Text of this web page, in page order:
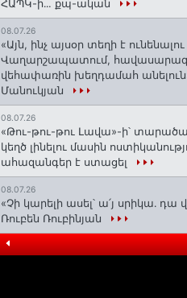
ՀԱՊԿ-ի․․. քպ-ական
08.07.26
«Այն, ինչ այսօր տեղի է ունենալու
Վաղարշապատում,
վեհափառին խեղդամահ
Մանուկյան
08.07.26
«Թու-թու-թու Լավա»-ի՝
կեղծ լինելու մասին
ահազանգեր է ստացել
08.07.26
«Չի կարելի ասել՝ ա՛յ սրիկա․ դա
Ռուբեն Ռուբինյան